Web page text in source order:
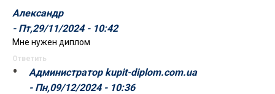
Александр
- Пт,29/11/2024 - 10:42
Мне нужен диплом
Ответить
Администратор kupit-diplom.com.ua
- Пн,09/12/2024 - 10:36